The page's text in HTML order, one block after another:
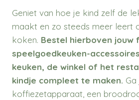
Geniet van hoe je kind zelf de
maakt en zo steeds meer leert
koken. Bestel hierboven jouw
speelgoedkeuken-
keuken, de winkel of het
kindje compleet te maken.
koffiezetapparaat, een